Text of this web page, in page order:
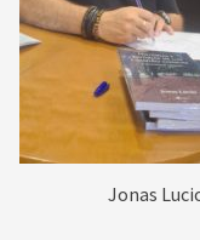
Jonas